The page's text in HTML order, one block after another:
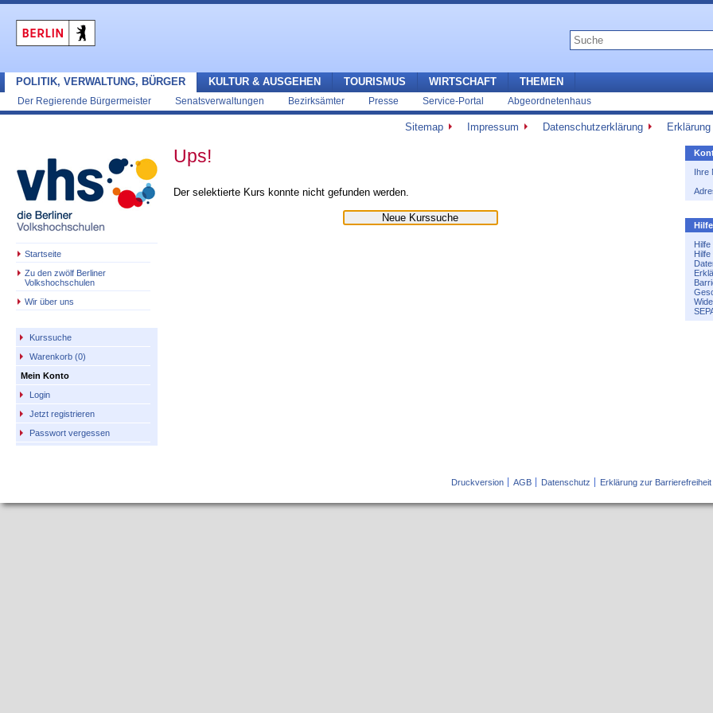
POLITIK, VERWALTUNG, BÜRGER
Der Regierende Bürgermeister Senatsverwaltungen Bezirksämter Presse Service-Portal Abgeordnetenhaus
KULTUR & AUSGEHEN TOURISMUS WIRTSCHAFT THEMEN
Sitemap Impressum Datenschutzerklärung
Startseite
Zu den zwölf Berliner
Volkshochschulen
Wir über uns
Kurssuche
Warenkorb (0)
Mein Konto
Login
Jetzt registrieren
Passwort vergessen
Ihre
Ups!
Der selektierte Kurs konnte nicht gefunden werden.
Druckversion AGB Datenschutz Erklärung zur Barrierefreiheit